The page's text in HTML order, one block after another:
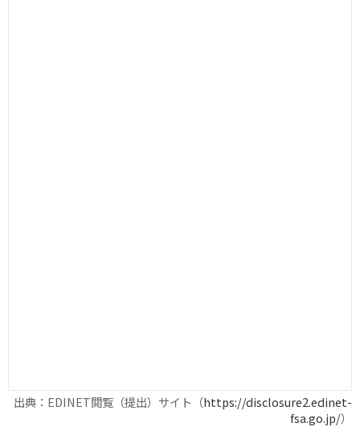
出典：EDINET閲覧（提出）サイト（https://disclosure2.edinet-
fsa.go.jp/）